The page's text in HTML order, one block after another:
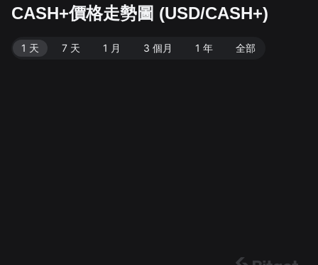
CASH+價格走勢圖 (USD/CASH+)
1 天 7 天 1 月 3 個月 1 年 全部